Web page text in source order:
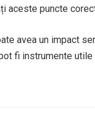
aceste puncte
avea un impact
fi instrumente